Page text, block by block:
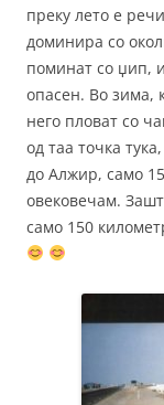
преку лето е
доминира со
поминат со џип,
опасен. Во зима,
него пловат со
од таа точка
до Алжир, само
овековечам.
само 150